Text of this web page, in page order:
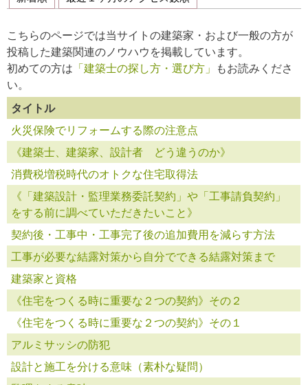
プライマリータブ
こちらのページでは当サイトの建築家・および一般の方が
投稿した建築関連のノウハウを掲載しています。
初めての方は 「建築士の探し方・選び方」 もお読みくださ
い。
タイトル
火災保険でリフォームする際の注意点
《建築士、建築家、設計者 どう違うのか》
消費税増税時代のオトクな住宅取得法
《「建築設計・監理業務委託契約」や「工事請負契約」
をする前に調べていただきたいこと》
契約後・工事中・工事完了後の追加費用を減らす方法
工事が必要な結露対策から自分でできる結露対策まで
建築家と資格
《住宅をつくる時に重要な２つの契約》その２
《住宅をつくる時に重要な２つの契約》その１
アルミサッシの防犯
設計と施工を分ける意味（素朴な疑問）